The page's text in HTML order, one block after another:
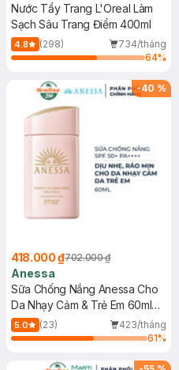
Nước Tẩy Trang L'Oreal Làm
Sạch Sâu Trang Điểm 400ml
4.8 (298)
734/tháng
64%
-40 %
418.000 ₫702.000 ₫
Anessa
Sữa Chống Nắng Anessa Cho
Da Nhạy Cảm & Trẻ Em 60ml
(Mới)
5.0 (23)
423/tháng
61%